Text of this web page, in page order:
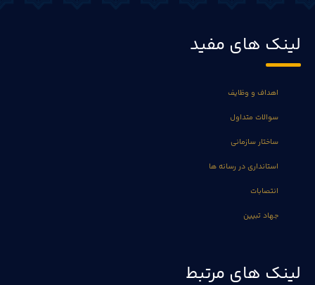
لینک های مفید
اهداف و وظایف
سوالات متداول
ساختار سازمانی
استانداری در رسانه ها
انتصابات
جهاد تبیین
لینک های مرتبط